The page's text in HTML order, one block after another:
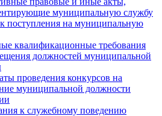
муниципальную службу
поступления на муниципальную
квалификационные требования
должностей муниципальной
проведения конкурсов на
муниципальной должности
к служебному поведению